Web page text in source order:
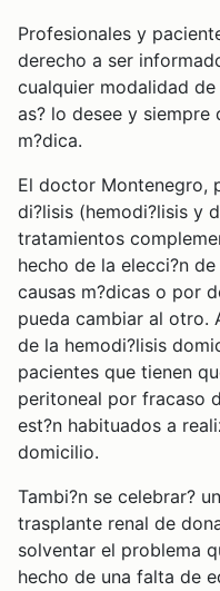
Profesionales y
derecho a ser
cualquier modalidad
as? lo desee y siempre
m?dica.
El doctor Montenegro,
di?lisis (hemodi?lisis y
tratamientos
hecho de la elecci?n
causas m?dicas o por
pueda cambiar al otro.
de la hemodi?lisis
pacientes que tienen
peritoneal por fracaso
est?n habituados a
domicilio.
Tambi?n se celebrar?
trasplante renal de
solventar el problema
hecho de una falta de